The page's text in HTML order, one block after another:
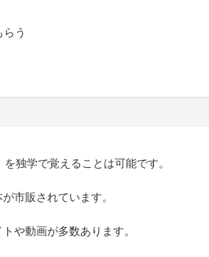
う
独学で覚えることは可能です。
市販されています。
や動画が多数あります。